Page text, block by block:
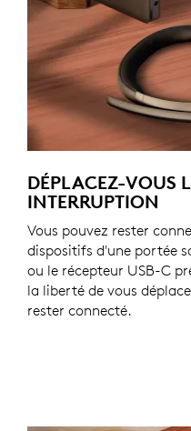
DÉPLACEZ-VOUS
INTERRUPTION
Vous pouvez rester
dispositifs d'une portée
ou le récepteur USB-C
la liberté de vous
rester connecté.